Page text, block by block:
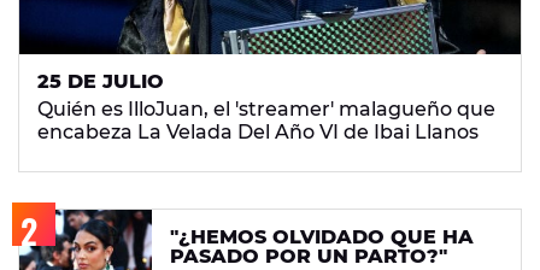
25 DE JULIO
Quién es IlloJuan, el 'streamer' malagueño que
encabeza La Velada Del Año VI de Ibai Llanos
"¿HEMOS OLVIDADO QUE HA
PASADO POR UN PARTO?"